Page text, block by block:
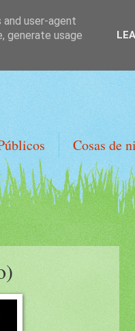
Cosas de
user-agent
generate usage